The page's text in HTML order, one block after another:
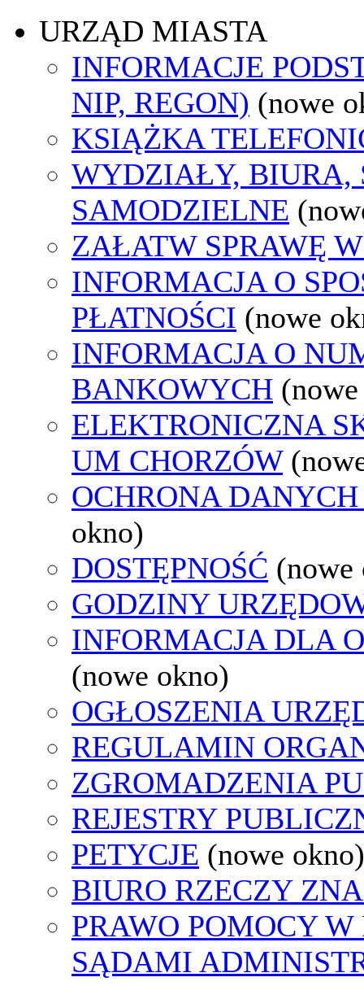
URZĄD MIASTA
INFORMACJE
NIP, REGON) (nowe
KSIĄŻKA
WYDZIAŁY, BIURA,
SAMODZIELNE
ZAŁATW SPRAWĘ
INFORMACJA O
PŁATNOŚCI (nowe
INFORMACJA O
BANKOWYCH
ELEKTRONICZNA
UM CHORZÓW
OCHRONA
okno)
DOSTĘPNOŚĆ (nowe
GODZINY
INFORMACJA DLA
(nowe okno)
OGŁOSZENIA
REGULAMIN
ZGROMADZENIA
REJESTRY
PETYCJE (nowe okno)
BIURO RZECZY
PRAWO POMOCY
SĄDAMI